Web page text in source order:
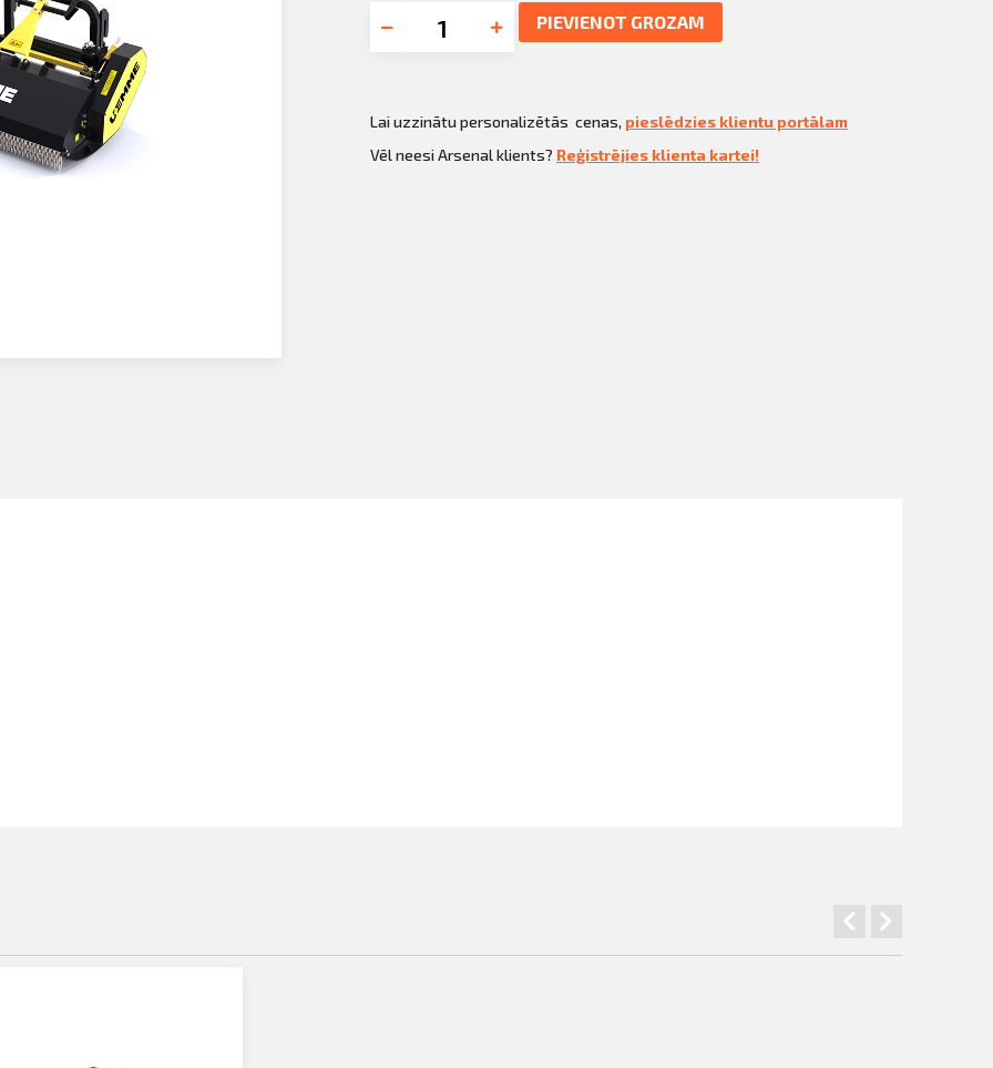
PIEVIENOT GROZAM
Lai uzzinātu personalizētās cenas, pieslēdzies klientu portālam
Vēl neesi Arsenal klients? Reģistrējies klienta kartei!